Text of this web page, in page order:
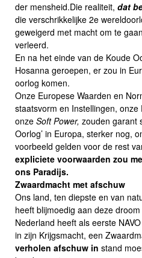
der mensheid.Die realiteit, dat
die verschrikkelijke 2e
geweigerd met macht om te
verleerd.
En na het einde van de Koude
Hosanna geroepen, er zou in
oorlog komen.
Onze Europese Waarden en
staatsvorm en Instellingen, onze
onze Soft Power, zouden garant
Oorlog’ in Europa, sterker nog,
voorbeeld gelden voor de rest
expliciete voorwaarden zou
ons Paradijs.
Zwaardmacht met afschuw
Ons land, ten diepste en van
heeft blijmoedig aan deze
Nederland heeft als eerste
in zijn Krijgsmacht, een
verholen afschuw in stand